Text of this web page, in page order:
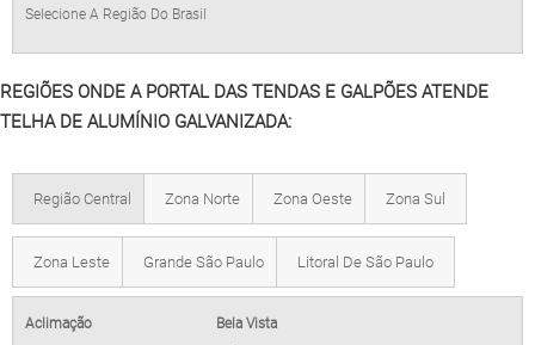
Selecione A Região Do Brasil
REGIÕES ONDE A PORTAL DAS TENDAS E GALPÕES ATENDE
TELHA DE ALUMÍNIO GALVANIZADA:
Região Central Zona Norte Zona Oeste Zona Sul
Zona Leste Grande São Paulo Litoral De São Paulo
Aclimação
Bela Vista